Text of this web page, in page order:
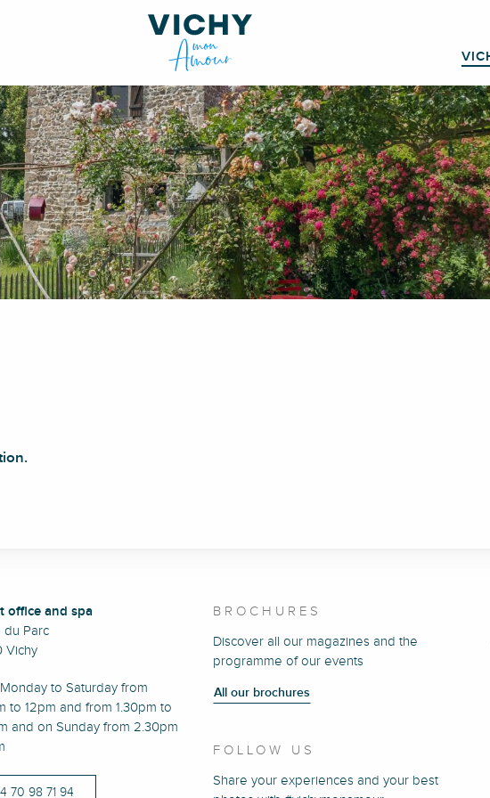
office and spa
du Parc
Vichy
to Saturday from
to 12pm and from 1.30pm to
and on Sunday from 2.30pm
70 98 71 94
BROCHURES
Discover all our magazines and the
programme of our events
All our brochures
FOLLOW US
Share your experiences and your best